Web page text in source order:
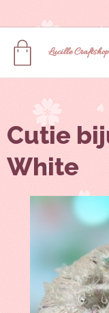
LucilleCraftshop
Cutie
White